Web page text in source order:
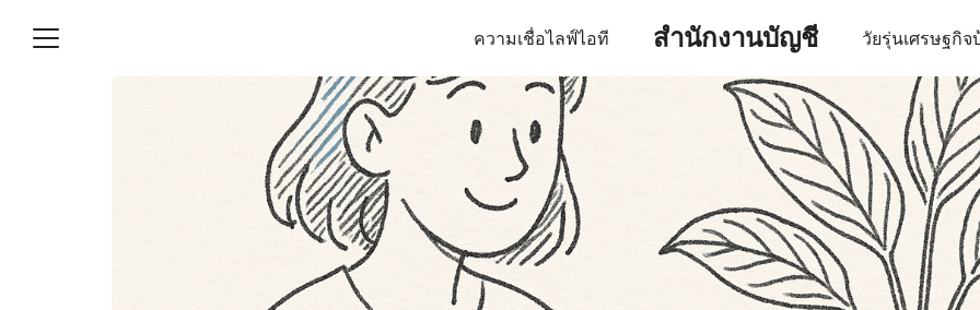
ความเชื่อไลฟ์ไอที สำนักงานบัญชี วัยรุ่นเศรษฐกิจ
Search